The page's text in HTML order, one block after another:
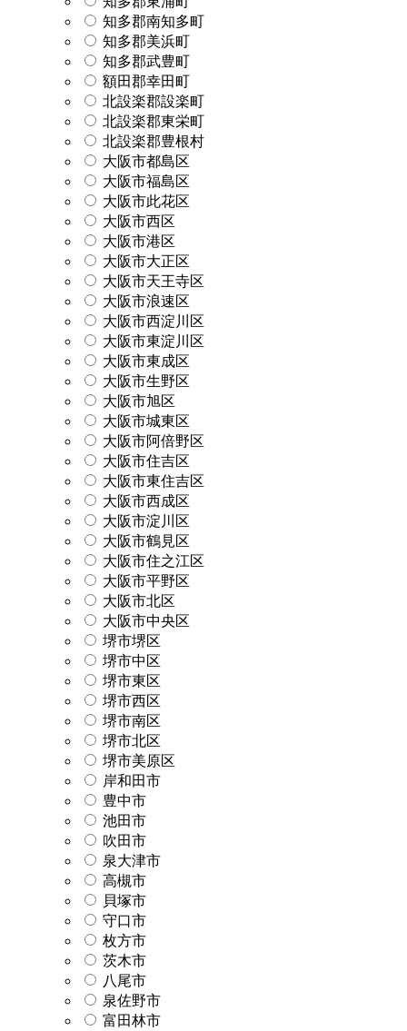
知多郡南知多町
知多郡美浜町
知多郡武豊町
額田郡幸田町
北設楽郡設楽町
北設楽郡東栄町
北設楽郡豊根村
大阪市都島区
大阪市福島区
大阪市此花区
大阪市西区
大阪市港区
大阪市大正区
大阪市天王寺区
大阪市浪速区
大阪市西淀川区
大阪市東淀川区
大阪市東成区
大阪市生野区
大阪市旭区
大阪市城東区
大阪市阿倍野区
大阪市住吉区
大阪市東住吉区
大阪市西成区
大阪市淀川区
大阪市鶴見区
大阪市住之江区
大阪市平野区
大阪市北区
大阪市中央区
堺市堺区
堺市中区
堺市東区
堺市西区
堺市南区
堺市北区
堺市美原区
岸和田市
豊中市
池田市
吹田市
泉大津市
高槻市
貝塚市
守口市
枚方市
茨木市
八尾市
泉佐野市
富田林市